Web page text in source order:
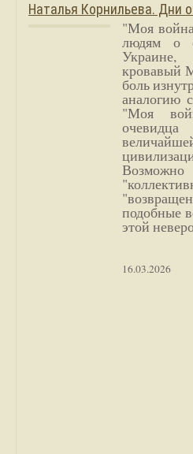
Наталья Корнильева. Дни
"Моя
людям о
Украине,
кровавый
боль
аналогию
"Моя
Возможно
подобные
этой
16.03.2026